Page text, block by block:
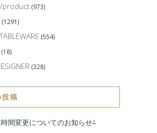
product (973)
(1291)
(554)
(18)
(328)
稿
間変更についてのお知らせ⁂